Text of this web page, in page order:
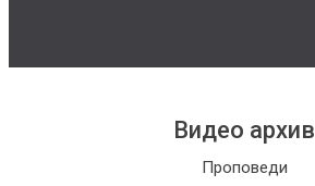
Видео архив
Проповеди